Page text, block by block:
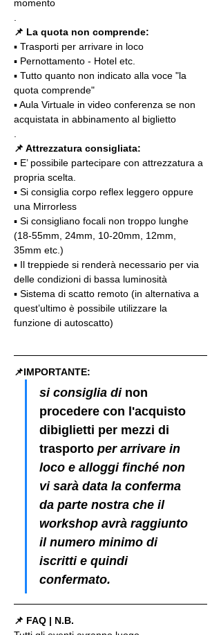
momento
📌 La quota non comprende:
▪️ Trasporti per arrivare in loco
▪️ Pernottamento - Hotel etc.
▪️ Tutto quanto non indicato alla voce "la
quota comprende"
▪️ Aula Virtuale in video conferenza se non
acquistata in abbinamento al biglietto
📌 Attrezzatura consigliata:
▪️ E’ possibile partecipare con attrezzatura a
propria scelta.
▪️ Si consiglia corpo reflex leggero oppure
una Mirrorless
▪️ Si consigliano focali non troppo lunghe
(18-55mm, 24mm, 10-20mm, 12mm,
35mm etc.)
▪️ Il treppiede si renderà necessario per via
delle condizioni di bassa luminosità
▪️ Sistema di scatto remoto (in alternativa a
quest’ultimo è possibile utilizzare la
funzione di autoscatto)
📌IMPORTANTE:
si consiglia di non
procedere con l'acquisto
dibiglietti per mezzi di
trasporto per arrivare in
loco e alloggi finché non
vi sarà data la conferma
da parte nostra che il
workshop avrà raggiunto
il numero minimo di
iscritti e quindi
confermato.
📌 FAQ | N.B.